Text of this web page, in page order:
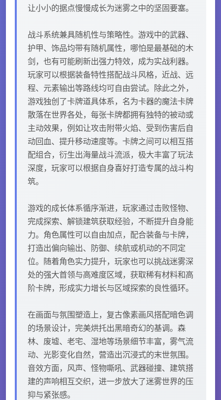
让小小的据点慢慢成长为迷雾之中的坚固要塞。
战斗系统兼具随机性与策略性。游戏中的武器、
护甲、饰品均带有随机属性，哪怕是最基础的木
剑，也有可能刷新出强力特效，成为实战利器。
玩家可以根据装备特性搭配战斗风格，近战、远
程、元素输出等路线均可自由尝试。除此之外，
游戏独创了卡牌道具体系，名为卡器的魔法卡牌
散落在世界各处，每张卡牌都拥有独特的被动或
主动效果，例如让攻击附带火焰、受到伤害后自
动回血、提升移动速度等。卡牌之间可以相互搭
配组合，衍生出海量战斗流派，极大丰富了玩法
深度，玩家可以根据自身喜好打造专属的战斗构
筑。
游戏的成长体系循序渐进，玩家通过击败怪物、
完成探索、解锁建筑获取经验，不断提升自身能
力。角色属性可以自由加点，配合装备与卡牌，
打造出偏向输出、防御、续航或机动的不同定
位。随着角色实力提升，玩家也可以挑战迷雾深
处的强大首领与高难度区域，获取稀有材料和高
阶卡牌，形成实力增长与区域探索的良性循环。
在画面与氛围塑造上，复古像素画风搭配暗色调
的场景设计，完美烘托出黑暗奇幻的基调。森
林、废墟、老宅、湿地等场景细节丰富，雾气流
动、光影变化自然，营造出沉浸式的末世氛围。
音效方面，风声、怪物嘶吼、武器碰撞、建筑搭
建的声响相互交织，进一步放大了迷雾世界的压
抑与紧张感。